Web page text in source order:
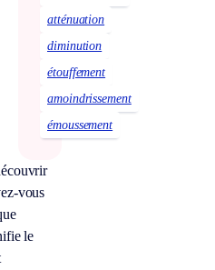
atténuation
diminution
étouffement
amoindrissement
émoussement
vous
le